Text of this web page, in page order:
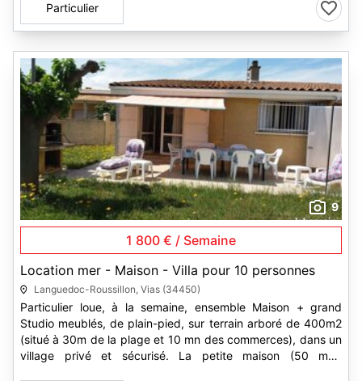
Particulier
9
1 800 € / Semaine
Location mer - Maison - Villa pour 10 personnes
Languedoc-Roussillon, Vias (34450)
Particulier loue, à la semaine, ensemble Maison + grand
Studio meublés, de plain-pied, sur terrain arboré de 400m2
(situé à 30m de la plage et 10 mn des commerces), dans un
village privé et sécurisé. La petite maison (50 m2+